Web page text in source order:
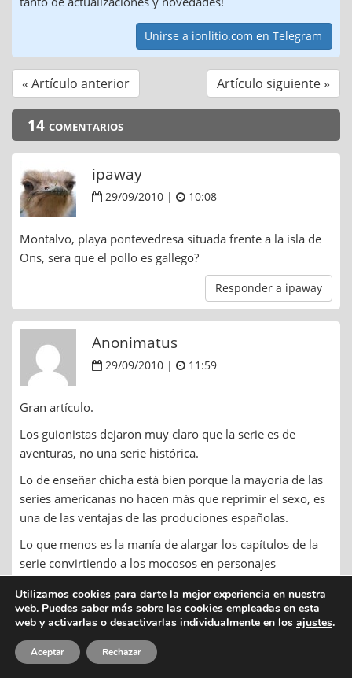
Unirse a ionlitio.com en Telegram
« Artículo anterior Artículo siguiente »
14 comentarios
ipaway
29/09/2010 | 10:08
Montalvo, playa pontevedresa situada frente a la isla de
Ons, sera que el pollo es gallego?
Responder a ipaway
Anonimatus
29/09/2010 | 11:59
Gran artículo.
Los guionistas dejaron muy claro que la serie es de
aventuras, no una serie histórica.
Lo de enseñar chicha está bien porque la mayoría de las
series americanas no hacen más que reprimir el sexo, es
una de las ventajas de las produciones españolas.
Lo que menos es la manía de alargar los capítulos de la
serie convirtiendo a los mocosos en personajes
Lo peor del idiota de Rodrigo no son sus estupideces sino
que la situación del conspirador arrepintiéndose y
diciendo que va traicionar a sus compañeros
conspiradores está sobreusada,
Utilizamos cookies para darte la mejor experiencia en nuestra
web. Puedes saber más sobre las cookies empleadas en esta
web y activarlas o desactivarlas individualmente en los ajustes.
Aceptar Rechazar